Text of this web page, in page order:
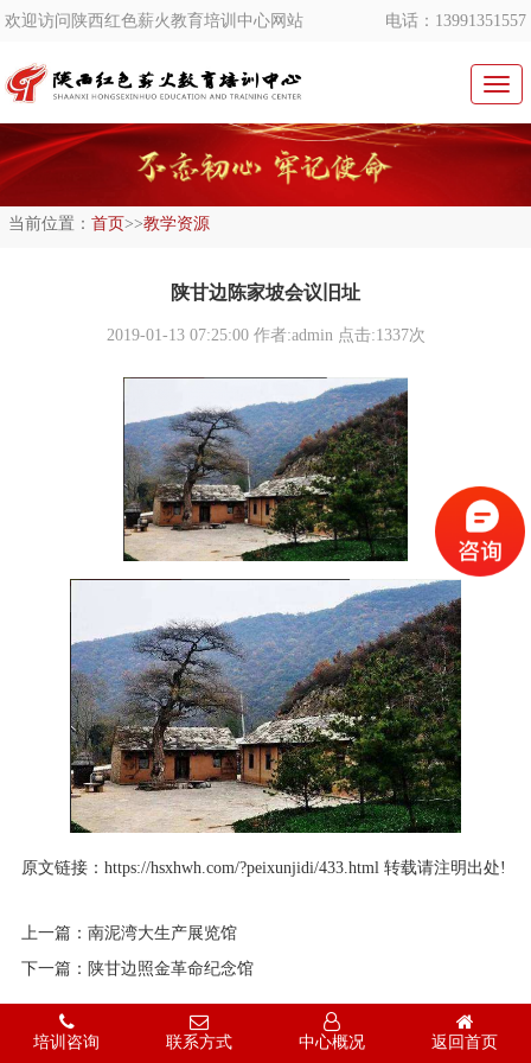
欢迎访问陕西红色薪火教育培训中心网站 电话：13991351557
切
换
导
航
当前位置： 首页>>教学资源
陕甘边陈家坡会议旧址
2019-01-13 07:25:00作者:admin 点击:1337次
原文链接： https://hsxhwh.com/?peixunjidi/433.html 转载请注明出处!
上一篇： 南泥湾大生产展览馆
下一篇： 陕甘边照金革命纪念馆
培训咨询 联系方式 中心概况 返回首页